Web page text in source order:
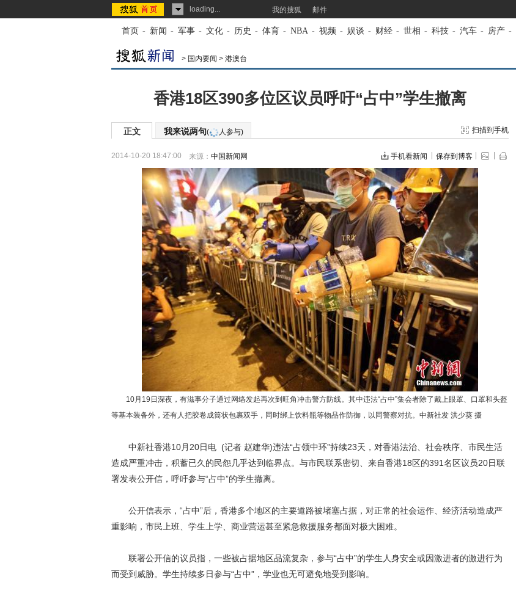
loading... 我的搜狐 邮件
首页 - 新闻 - 军事 - 文化 - 历史 - 体育 - NBA - 视频 - 娱谈 - 财经 - 世相 - 科技 - 汽车 - 房产 -
> 国内要闻 > 港澳台
香港18区390多位区议员呼吁“占中”学生撤离
正文 我来说两句( 人参与) 扫描到手机
2014-10-20 18:47:00 来源： 中国新闻网 手机看新闻 保存到博客
10月19日深夜，有滋事分子通过网络发起再次到旺角冲击警方防线。其中违法“占中”集会者除了戴上眼罩、口罩和头盔
等基本装备外，还有人把胶卷成筒状包裹双手，同时绑上饮料瓶等物品作防御，以同警察对抗。中新社发 洪少葵 摄
中新社香港10月20日电 (记者 赵建华)违法“占领中环”持续23天，对香港法治、社会秩序、市民生活
造成严重冲击，积蓄已久的民怨几乎达到临界点。与市民联系密切、来自香港18区的391名区议员20日联
署发表公开信，呼吁参与“占中”的学生撤离。
公开信表示，“占中”后，香港多个地区的主要道路被堵塞占据，对正常的社会运作、经济活动造成严
重影响，市民上班、学生上学、商业营运甚至紧急救援服务都面对极大困难。
联署公开信的议员指，一些被占据地区品流复杂，参与“占中”的学生人身安全或因激进者的激进行为
而受到威胁。学生持续多日参与“占中”，学业也无可避免地受到影响。